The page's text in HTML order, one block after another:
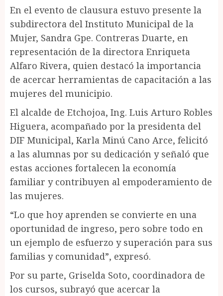
En el evento de clausura estuvo presente la
subdirectora del Instituto Municipal de la
Mujer, Sandra Gpe. Contreras Duarte, en
representación de la directora Enriqueta
Alfaro Rivera, quien destacó la importancia
de acercar herramientas de capacitación a las
mujeres del municipio.
El alcalde de Etchojoa, Ing. Luis Arturo Robles
Higuera, acompañado por la presidenta del
DIF Municipal, Karla Minú Cano Arce, felicitó
a las alumnas por su dedicación y señaló que
estas acciones fortalecen la economía
familiar y contribuyen al empoderamiento de
las mujeres.
“Lo que hoy aprenden se convierte en una
oportunidad de ingreso, pero sobre todo en
un ejemplo de esfuerzo y superación para sus
familias y comunidad”, expresó.
Por su parte, Griselda Soto, coordinadora de
los cursos, subrayó que acercar la